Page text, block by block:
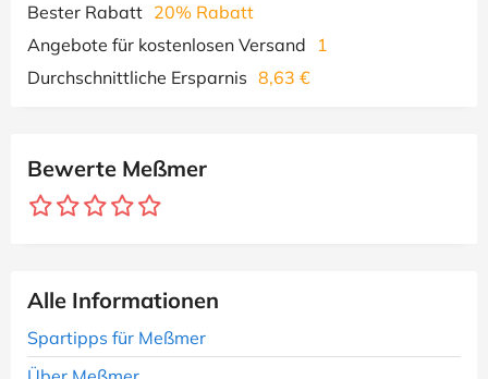
Bester Rabatt 20% Rabatt
Angebote für kostenlosen Versand
1
Durchschnittliche Ersparnis 8,63 €
Bewerte Meßmer
Alle Informationen
Spartipps für Meßmer